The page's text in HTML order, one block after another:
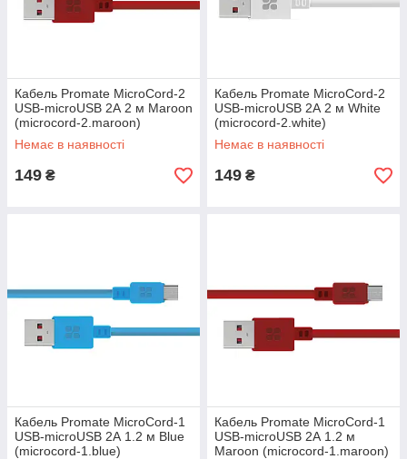
Кабель Promate MicroCord-2
USB-microUSB 2А 2 м Maroon
(microcord-2.maroon)
Немає в наявності
149 ₴
Кабель Promate MicroCord-2
USB-microUSB 2А 2 м White
(microcord-2.white)
Немає в наявності
149 ₴
Кабель Promate MicroCord-1
USB-microUSB 2А 1.2 м Blue
(microcord-1.blue)
Кабель Promate MicroCord-1
USB-microUSB 2А 1.2 м
Maroon (microcord-1.maroon)